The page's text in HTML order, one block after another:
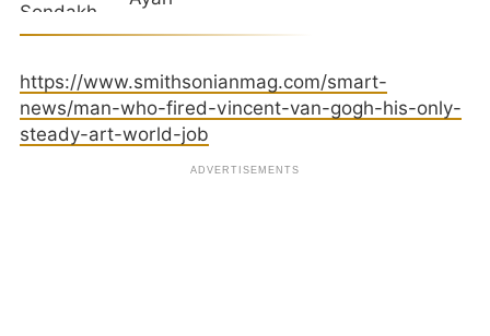
https://www.smithsonianmag.com/smart-
news/man-who-fired-vincent-van-gogh-his-only-
steady-art-world-job